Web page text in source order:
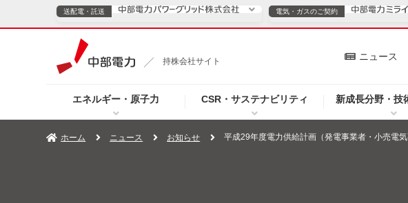
持株会社サイト
エネルギー・原子力 CSR・サステナビリティ 新成長分野・技
ニュース
送配電・託送
TOPページへ ご案内
電気・ガスのご契約
電気・ガスのご契約
TOPページへ 個人のお客さま
ホーム ニュース お知らせ 平成29年度電力供給計画（発電事業者・小売電